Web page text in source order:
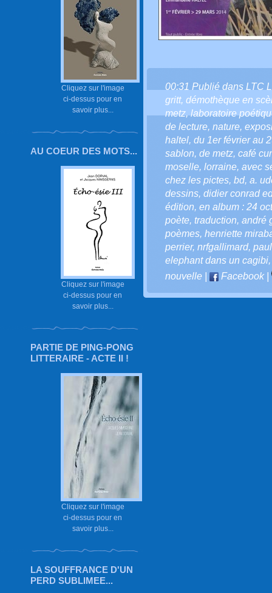
Cliquez sur l'image
ci-dessus pour en
savoir plus...
AU COEUR DES MOTS...
Cliquez sur l'image
ci-dessus pour en
savoir plus...
PARTIE DE PING-PONG
LITTERAIRE - ACTE II !
Cliquez sur l'image
ci-dessus pour en
savoir plus...
LA SOUFFRANCE D'UN
PERD SUBLIMEE...
00:31 Publié dans LTC
gritt, démothèque en
metz,laboratoire
de lecture, nature,
haltel, du 1er février au
sablon, de metz, café
moselle, lorraine, avec
chez les pictes, bd, a.
dessins, didier conrad
édition, en album : 24
poète, traduction, andré
poèmes, henriette
perrier, nrfgallimard,
elephant dans un cagibi
nouvelle
Facebook|